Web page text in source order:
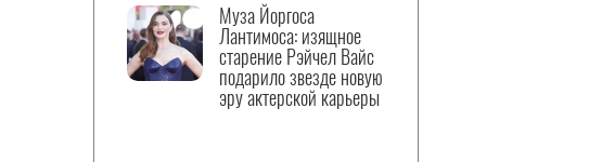
Муза Йоргоса
Лантимоса: изящное
старение Рэйчел Вайс
подарило звезде новую
эру актерской карьеры